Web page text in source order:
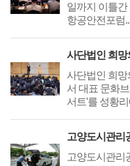
일까지 이틀간
항공안전포럼
사단법인 희망
서 대표 문화
서트'를 성황리
고양도시관리